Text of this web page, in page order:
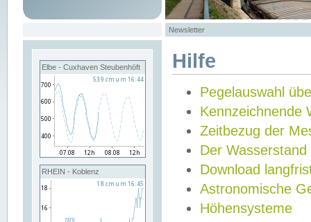
Newsletter
Elbe - Cuxhaven Steubenhöft
RHEIN - Koblenz
Hilfe
Pegelauswahl
Kennzeichnende
Zeitbezug der
Der Wasserstand
Download
Astronomische
Höhensysteme